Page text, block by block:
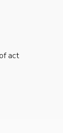
act